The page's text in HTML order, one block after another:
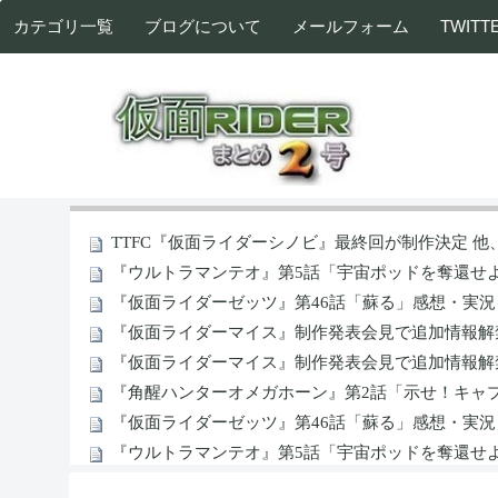
カテゴリ一覧 ブログについて メールフォーム